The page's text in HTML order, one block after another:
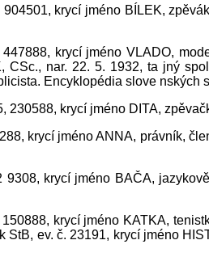
krycí jméno BÍLEK,
krycí jméno VLADO,
nar. 22. 5. 1932, ta jný
Encyklopédia slove nských
krycí jméno DITA,
krycí jméno ANNA, právník,
krycí jméno BAČA,
krycí jméno KATKA,
ev. č. 23191, krycí jméno